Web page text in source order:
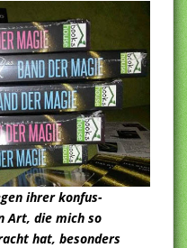
ihrer konfus-
Art, die mich so
hat, besonders